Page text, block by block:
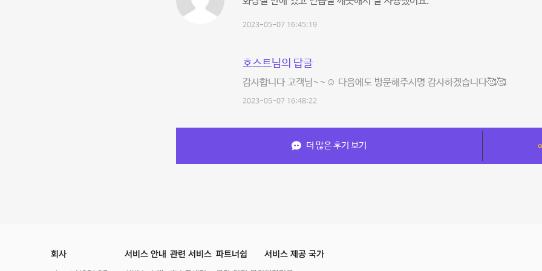
2023-05-07 16:45:19
호스트님의 답글
감사합니다 고객님~~☺️ 다음에도 방문해주시명 감사하겠습니다🥰🥰
2023-05-07 16:48:22
더 많은 후기 보기
회사 서비스 안내 관련 서비스 파트너쉽 서비스 제공 국가